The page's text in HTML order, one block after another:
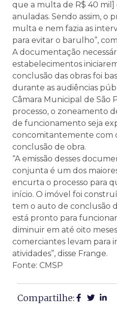
que a multa de R$ 40 mil]
anuladas. Sendo assim, o
multa e nem fazia as
para evitar o barulho”,
A documentação
estabelecimentos
conclusão das obras foi
durante as audiências
Câmara Municipal de São
processo, o zoneamento
de funcionamento seja
concomitantemente com
conclusão de obra.
“A emissão desses
conjunta é um dos
encurta o processo para
início. O imóvel foi
tem o auto de conclusão
está pronto para
diminuir em até oito
comerciantes levam para
atividades”, disse Frange.
Fonte: CMSP
Compartilhe: